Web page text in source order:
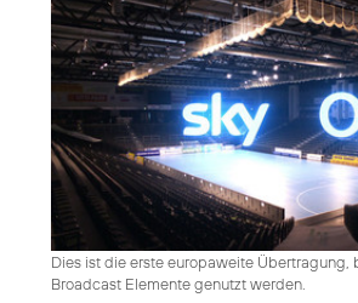
Dies ist die erste europaweite Übertragung,
Broadcast Elemente genutzt werden.